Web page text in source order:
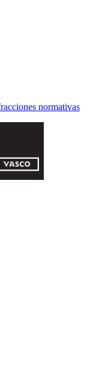
normativas